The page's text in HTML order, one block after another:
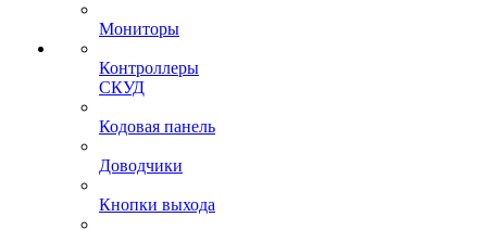
Мониторы
Контроллеры
СКУД
Кодовая панель
Доводчики
Кнопки выхода